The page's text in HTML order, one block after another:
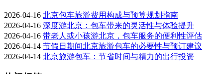
2026-04-16 北京包车旅游费用构成与预算规划指南
2026-04-16 深度游北京：包车带来的灵活性与体验提升
2026-04-16 带老人或小孩游北京，包车服务的便利性评估
2026-04-14 节假日期间北京旅游包车的必要性与预订建议
2026-04-14 北京旅游包车：节省时间与精力的出行投资